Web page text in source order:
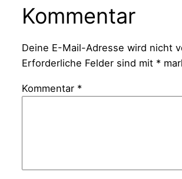
Kommentar
Deine E-Mail-Adresse wird nicht
Erforderliche Felder sind mit *
Kommentar *